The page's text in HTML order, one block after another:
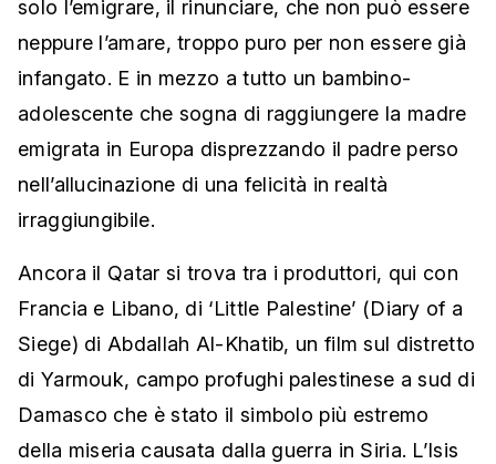
solo l’emigrare, il rinunciare, che non può essere
neppure l’amare, troppo puro per non essere già
infangato. E in mezzo a tutto un bambino-
adolescente che sogna di raggiungere la madre
emigrata in Europa disprezzando il padre perso
nell’allucinazione di una felicità in realtà
irraggiungibile.
Ancora il Qatar si trova tra i produttori, qui con
Francia e Libano, di ‘Little Palestine’ (Diary of a
Siege) di Abdallah Al-Khatib, un film sul distretto
di Yarmouk, campo profughi palestinese a sud di
Damasco che è stato il simbolo più estremo
della miseria causata dalla guerra in Siria. L’Isis